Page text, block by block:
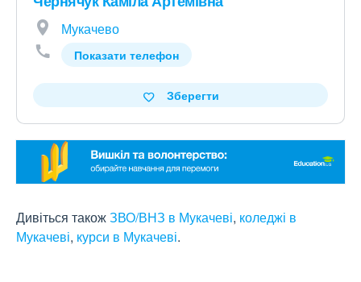
Мукачево
Показати телефон
Зберегти
Дивіться такожЗВО/ВНЗ в Мукачеві, коледжі в
Мукачеві, курси в Мукачеві.